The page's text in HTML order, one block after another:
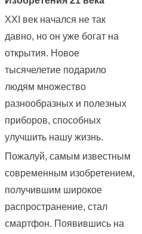
ХХI век начался не так
давно, но он уже богат на
открытия. Новое
тысячелетие подарило
людям множество
разнообразных и полезных
приборов, способных
улучшить нашу жизнь.
Пожалуй, самым известным
современным изобретением,
получившим широкое
распространение, стал
смартфон. Появившись на